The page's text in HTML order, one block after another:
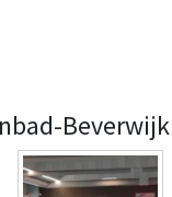
Beverwijk